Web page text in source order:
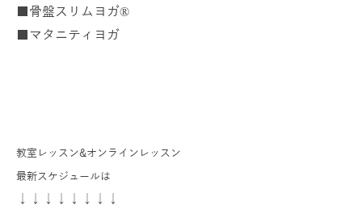
■骨盤スリムヨガ®
■マタニティヨガ
教室レッスン&オンラインレッスン
最新スケジュールは
↓↓↓↓↓↓↓↓